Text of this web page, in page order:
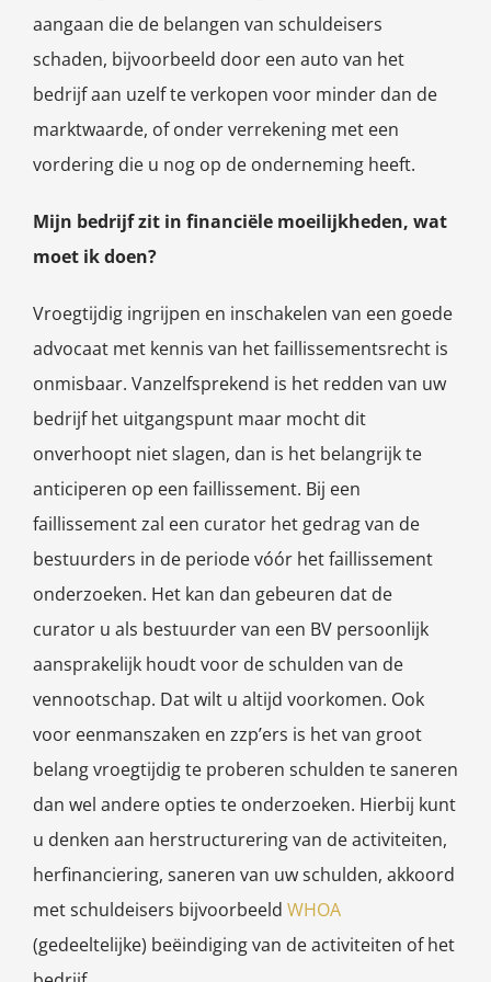
aangaan die de belangen van schuldeisers
schaden, bijvoorbeeld door een auto van het
bedrijf aan uzelf te verkopen voor minder dan de
marktwaarde, of onder verrekening met een
vordering die u nog op de onderneming heeft.
Mijn bedrijf zit in financiële moeilijkheden, wat
moet ik doen?
Vroegtijdig ingrijpen en inschakelen van een goede
advocaat met kennis van het faillissementsrecht is
onmisbaar. Vanzelfsprekend is het redden van uw
bedrijf het uitgangspunt maar mocht dit
onverhoopt niet slagen, dan is het belangrijk te
anticiperen op een faillissement. Bij een
faillissement zal een curator het gedrag van de
bestuurders in de periode vóór het faillissement
onderzoeken. Het kan dan gebeuren dat de
curator u als bestuurder van een BV persoonlijk
aansprakelijk houdt voor de schulden van de
vennootschap. Dat wilt u altijd voorkomen. Ook
voor eenmanszaken en zzp’ers is het van groot
belang vroegtijdig te proberen schulden te saneren
dan wel andere opties te onderzoeken. Hierbij kunt
u denken aan herstructurering van de activiteiten,
herfinanciering, saneren van uw schulden, akkoord
met schuldeisers bijvoorbeeld WHOA
(gedeeltelijke) beëindiging van de activiteiten of het